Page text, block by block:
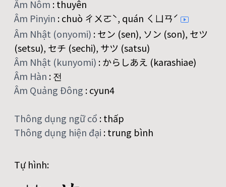
Âm Nôm :thuyên
Âm Pinyin :chuò ㄔㄨㄛˋ, quán ㄑㄩㄢˊ
Âm Nhật (onyomi) :セン (sen), ソン (son), セツ
(setsu), セチ (sechi), サツ (satsu)
Âm Nhật (kunyomi) :からしあえ (karashiae)
Âm Hàn :전
Âm Quảng Đông :cyun4
Thông dụng ngữ cổ :thấp
Thông dụng hiện đại :trung bình
Tự hình: